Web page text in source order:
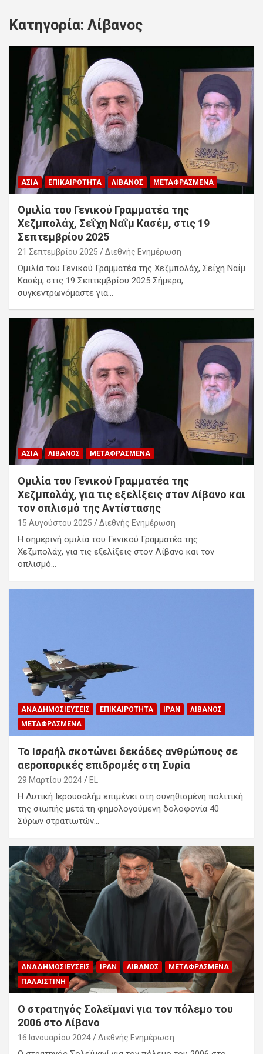
Κατηγορία: Λίβανος
ΑΣΊΑ ΕΠΙΚΑΙΡΌΤΗΤΑ ΛΊΒΑΝΟΣ ΜΕΤΑΦΡΑΣΜΈΝΑ
Ομιλία του Γενικού Γραμματέα της
Χεζμπολάχ, Σεΐχη Ναΐμ Κασέμ, στις 19
Σεπτεμβρίου 2025
21 Σεπτεμβρίου 2025 Διεθνής Ενημέρωση
Ομιλία του Γενικού Γραμματέα της Χεζμπολάχ, Σεΐχη Ναΐμ
Κασέμ, στις 19 Σεπτεμβρίου 2025 Σήμερα,
συγκεντρωνόμαστε για…
ΑΣΊΑ ΛΊΒΑΝΟΣ ΜΕΤΑΦΡΑΣΜΈΝΑ
Ομιλία του Γενικού Γραμματέα της
Χεζμπολάχ, για τις εξελίξεις στον Λίβανο και
τον οπλισμό της Αντίστασης
15 Αυγούστου 2025 Διεθνής Ενημέρωση
Η σημερινή ομιλία του Γενικού Γραμματέα της
Χεζμπολάχ, για τις εξελίξεις στον Λίβανο και τον
οπλισμό…
ΑΝΑΔΗΜΟΣΙΕΎΣΕΙΣ ΕΠΙΚΑΙΡΌΤΗΤΑ ΙΡΆΝ
ΛΊΒΑΝΟΣ
ΜΕΤΑΦΡΑΣΜΈΝΑ
Το Ισραήλ σκοτώνει δεκάδες ανθρώπους σε
αεροπορικές επιδρομές στη Συρία
29 Μαρτίου 2024 EL
Η Δυτική Ιερουσαλήμ επιμένει στη συνηθισμένη πολιτική
της σιωπής μετά τη φημολογούμενη δολοφονία 40
Σύρων στρατιωτών…
ΑΝΑΔΗΜΟΣΙΕΎΣΕΙΣ ΙΡΆΝ ΛΊΒΑΝΟΣ
ΜΕΤΑΦΡΑΣΜΈΝΑ
ΠΑΛΑΙΣΤΊΝΗ
Ο στρατηγός Σολεϊμανί για τον πόλεμο του
2006 στο Λίβανο
16 Ιανουαρίου 2024 Διεθνής Ενημέρωση